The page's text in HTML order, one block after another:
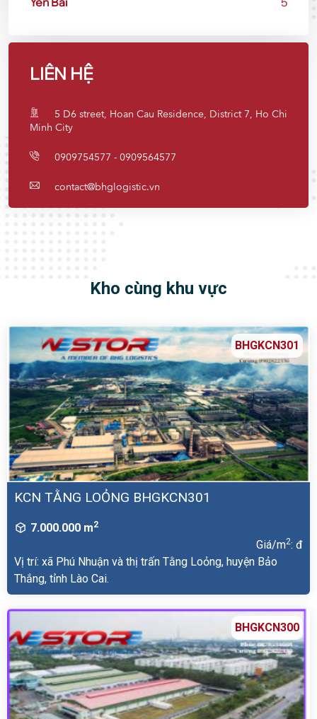
LIÊN HỆ
5 D6 street, Hoan Cau Residence, District 7, Ho Chi
Minh City
0909754577 - 0909564577
contact@bhglogistic.vn
Kho cùng khu vực
BHGKCN301
KCN TẰNG LOỎNG BHGKCN301
7.000.000 m2
Giá/m2: đ
Vị trí: xã Phú Nhuận và thị trấn Tằng Loỏng, huyện Bảo
Thắng, tỉnh Lào Cai.
BHGKCN300